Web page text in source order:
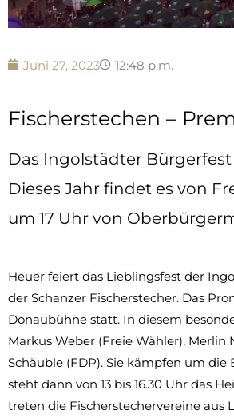
Juni 27, 2023 12:48 p.m.
Fischerstechen –
Das Ingolstädter
Dieses Jahr findet es von
um 17 Uhr von
Heuer feiert das Lieblingsfest der
der Schanzer Fischerstecher. Das
Donaubühne statt. In diesem
Markus Weber (Freie Wähler),
Schäuble (FDP). Sie kämpfen um
steht dann von 13 bis 16.30 Uhr das
treten die Fischerstechervereine aus